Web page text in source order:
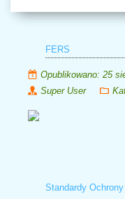
FERS
Opublikowano: 25
Super User
Standardy Ochrony